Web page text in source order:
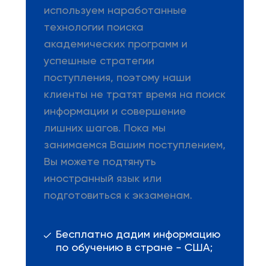
используем наработанные
технологии поиска
академических программ и
успешные стратегии
поступления, поэтому наши
клиенты не тратят время на поиск
информации и совершение
лишних шагов. Пока мы
занимаемся Вашим поступлением,
Вы можете подтянуть
иностранный язык или
подготовиться к экзаменам.
Бесплатно дадим информацию
по обучению в стране - США;